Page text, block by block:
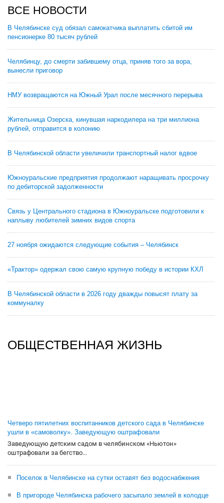
ВСЕ НОВОСТИ
В Челябинске суд обязал самокатчика выплатить сбитой им
пенсионерке 80 тысяч рублей
Челябинцу, до смерти забившему отца, приняв того за вора,
вынесли приговор
НМУ возвращаются на Южный Урал после месячного перерыва
Жительница Озерска, кинувшая наркодилера на три миллиона
рублей, отправится в колонию
В Челябинской области увеличили транспортный налог вдвое
Южноуральские предприятия продолжают наращивать просрочку
по дебиторской задолженности
Связь у Центрального стадиона в Южноуральске подготовили к
наплыву любителей зимних видов спорта
27 ноября ожидаются следующие события – Челябинск
«Трактор» одержал свою самую крупную победу в истории КХЛ
В Челябинской области в 2026 году дважды повысят плату за
коммуналку
ОБЩЕСТВЕННАЯ ЖИЗНЬ
Четверо пятилетних воспитанников детского сада в Челябинске
ушли в «самоволку». Заведующую оштрафовали
Заведующую детским садом в челябинском «Ньютон»
оштрафовали за бегство...
Поселок в Челябинске на сутки оставят без водоснабжения
В пригороде Челябинска рабочего засыпало землей в колодце